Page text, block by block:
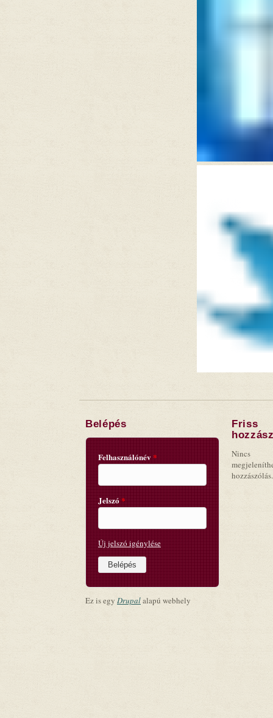
Belépés
Felhasználónév*
Jelszó*
Új jelszó igénylése
Friss
Nincs
hozzászólás.
Ez is egy Drupalalapú webhely